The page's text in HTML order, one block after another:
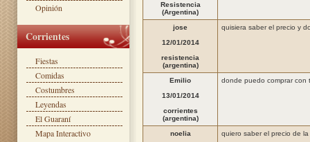
Resistencia
(Argentina)
jose
12/01/2014
resistencia
(argentina)
quisiera saber el precio y
Emilio
13/01/2014
corrientes
(argentina)
donde puedo comprar con
noelia
quiero saber el precio de
Opinión
Corrientes
Fiestas
Comidas
Costumbres
Leyendas
El Guaraní
Mapa Interactivo